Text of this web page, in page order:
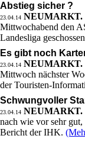
Abstieg sicher ?
23.04.14 NEUMARKT.
Mittwochabend den
Landesliga
Es gibt noch
23.04.14 NEUMARKT.
Mittwoch nächster
der Touristen-
Schwungvoller
23.04.14 NEUMARKT.
nach wie vor sehr
Bericht der IHK.